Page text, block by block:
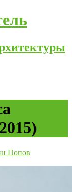
Попов